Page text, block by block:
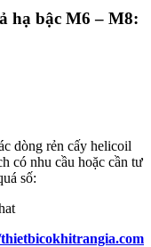
hạ bậc M6 – M8:
dòng rẻn cấy helicoil
có nhu cầu hoặc cần tư
số: